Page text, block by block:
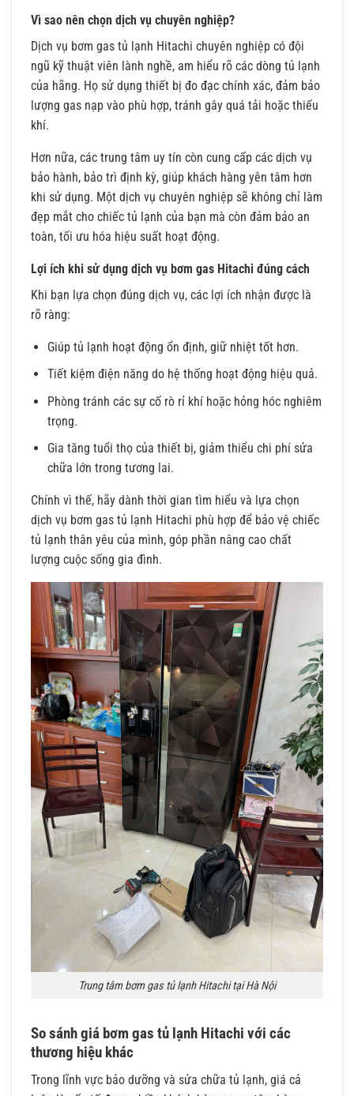
Vì sao nên chọn dịch vụ chuyên nghiệp?
Dịch vụ bơm gas tủ lạnh Hitachi chuyên nghiệp có đội
ngũ kỹ thuật viên lành nghề, am hiểu rõ các dòng tủ lạnh
của hãng. Họ sử dụng thiết bị đo đạc chính xác, đảm bảo
lượng gas nạp vào phù hợp, tránh gây quá tải hoặc thiếu
khí.
Hơn nữa, các trung tâm uy tín còn cung cấp các dịch vụ
bảo hành, bảo trì định kỳ, giúp khách hàng yên tâm hơn
khi sử dụng. Một dịch vụ chuyên nghiệp sẽ không chỉ làm
đẹp mắt cho chiếc tủ lạnh của bạn mà còn đảm bảo an
toàn, tối ưu hóa hiệu suất hoạt động.
Lợi ích khi sử dụng dịch vụ bơm gas Hitachi đúng cách
Khi bạn lựa chọn đúng dịch vụ, các lợi ích nhận được là
rõ ràng:
Giúp tủ lạnh hoạt động ổn định, giữ nhiệt tốt hơn.
Tiết kiệm điện năng do hệ thống hoạt động hiệu quả.
Phòng tránh các sự cố rò rỉ khí hoặc hỏng hóc nghiêm
trọng.
Gia tăng tuổi thọ của thiết bị, giảm thiểu chi phí sửa
chữa lớn trong tương lai.
Chính vì thế, hãy dành thời gian tìm hiểu và lựa chọn
dịch vụ bơm gas tủ lạnh Hitachi phù hợp để bảo vệ chiếc
tủ lạnh thân yêu của mình, góp phần nâng cao chất
lượng cuộc sống gia đình.
Trung tâm bơm gas tủ lạnh Hitachi tại Hà Nội
So sánh giá bơm gas tủ lạnh Hitachi với các
thương hiệu khác
Trong lĩnh vực bảo dưỡng và sửa chữa tủ lạnh, giá cả